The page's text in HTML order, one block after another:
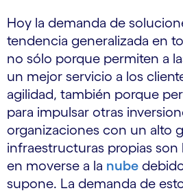
Hoy la demanda de
tendencia generalizada en
no sólo porque permiten a
un mejor servicio a los
agilidad, también porque
para impulsar otras
organizaciones con un alto
infraestructuras propias son
en moverse a la nube
supone. La demanda de